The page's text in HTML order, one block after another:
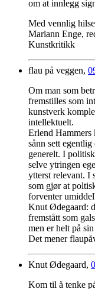
om at innlegg
Med vennlig
Mariann Enge,
Kunstkritikk
flau på veggen,
Om man som
fremstilles som
kunstverk
intellektuelt.
Erlend
sånn sett
generelt. I
selve ytringen
ytterst relevant. I
som gjør at
forventer
Knut Ødegaard:
fremstått som
men er helt på
Det mener
Knut Ødegaard,
Kom til å tenke